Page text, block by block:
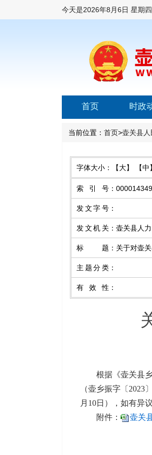
今天是2026年8月6日 星期四
首页 时政
当前位置： 首页>壶关县
字体大小： 【大】 【中】
索引号 ：
发文字号 ：
发文机关 ： 壶关县人
标题 ： 关于对壶
主题分类 ：
有效性 ：
根据《壶关县
（壶乡振字〔
月10日 ），如有异
附件：
壶关